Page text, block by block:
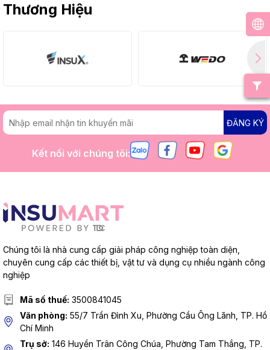
Thương Hiệu
ĐĂNG KÝ
Kết nối với chúng tôi:
Chúng tôi là nhà cung cấp giải pháp công nghiệp toàn diện,
chuyên cung cấp các thiết bị, vật tư và dụng cụ nhiều ngành công
nghiệp
Mã số thuế: 3500841045
Văn phòng: 55/7 Trần Đình Xu, Phường Cầu Ông Lãnh, TP. Hồ
Chí Minh
Trụ sở: 146 Huyền Trân Công Chúa, Phường Tam Thắng, TP.